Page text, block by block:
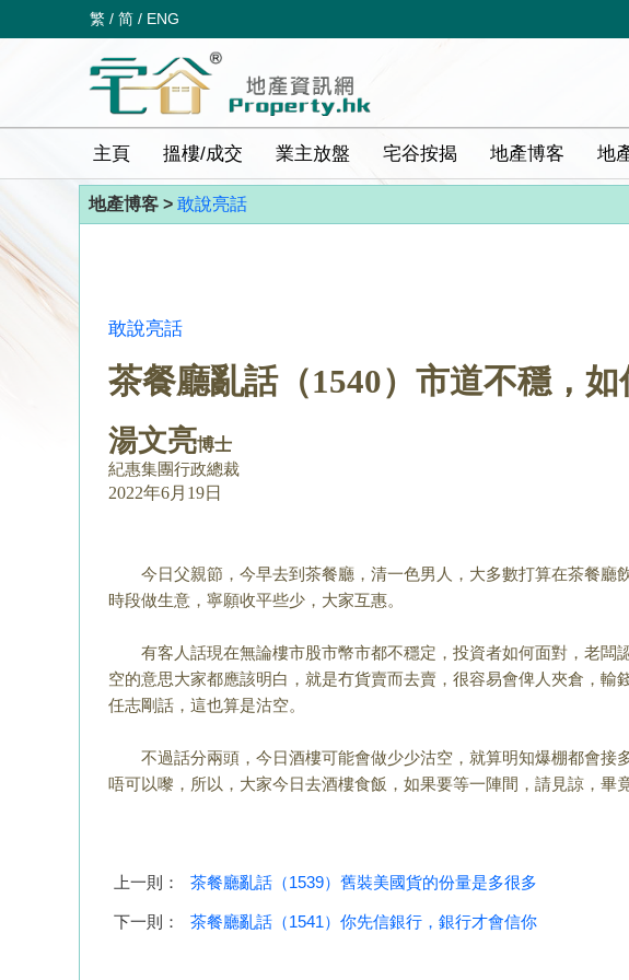
繁 / 简 / ENG
主頁 搵樓/成交 業主放盤 宅谷按揭 地產博客 地
地產博客 > 敢說亮話
敢說亮話
茶餐廳亂話（1540）市道不穩，如
湯文亮博士
紀惠集團行政總裁
2022年6月19日
今日父親節，今早去到茶餐廳，清一色男人，大多數打算在茶餐廳
時段做生意， 寧願收平些少，大家互惠。
有客人話現在無論樓市股市幣市都不穩定，投資者如何面對，老闆
空的意思大家都應該明白 ，就是冇貨賣而去賣，很容易會俾人夾倉，輸
任志剛話，這也算是沽空。
不過話分兩頭，今日酒樓可能會做少少沽空，就算明知爆棚都會接
唔可以嚟，所以， 大家今日去酒樓食飯，如果要等一陣間，請見諒，畢
上一則： 茶餐廳亂話（1539）舊裝美國貨的份量是多很多
下一則： 茶餐廳亂話（1541）你先信銀行，銀行才會信你